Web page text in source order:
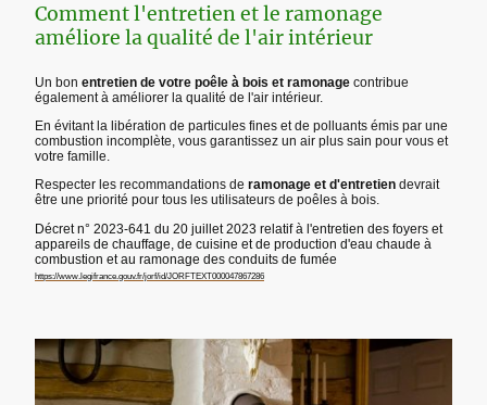
Comment l'entretien et le ramonage
améliore la qualité de l'air intérieur
Un bon entretien de votre poêle à bois et ramonage contribue
également à améliorer la qualité de l'air intérieur.
En évitant la libération de particules fines et de polluants émis par une
combustion incomplète, vous garantissez un air plus sain pour vous et
votre famille.
Respecter les recommandations de ramonage et d'entretien devrait
être une priorité pour tous les utilisateurs de poêles à bois.
Décret n° 2023-641 du 20 juillet 2023 relatif à l'entretien des foyers et
appareils de chauffage, de cuisine et de production d'eau chaude à
combustion et au ramonage des conduits de fumée
https://www.legifrance.gouv.fr/jorf/id/JORFTEXT000047867286